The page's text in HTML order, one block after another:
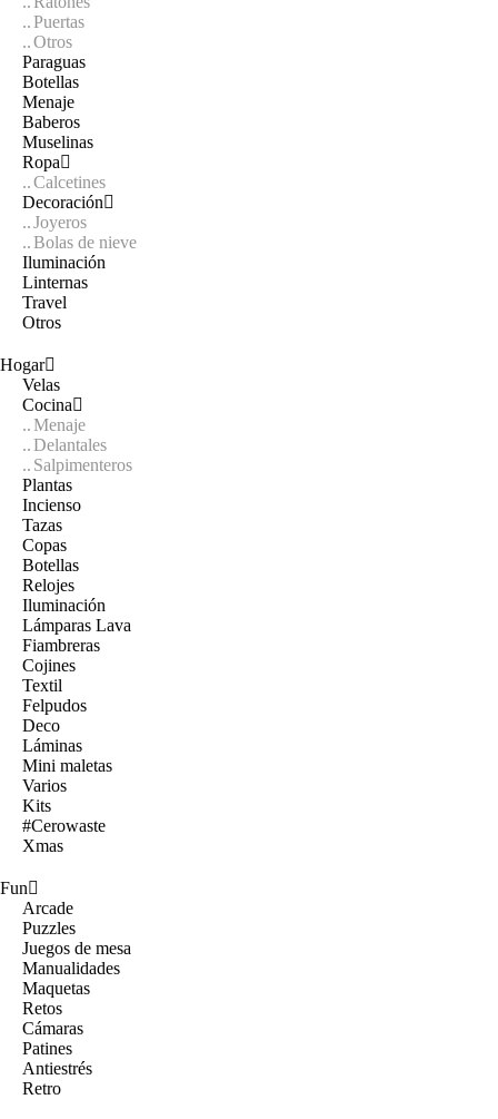
Puertas
Otros
Paraguas
Botellas
Menaje
Baberos
Muselinas
Ropa
Calcetines
Decoración
Joyeros
Bolas de nieve
Iluminación
Linternas
Travel
Otros
Hogar
Velas
Cocina
Menaje
Delantales
Salpimenteros
Plantas
Incienso
Tazas
Copas
Botellas
Relojes
Iluminación
Lámparas Lava
Fiambreras
Cojines
Textil
Felpudos
Deco
Láminas
Mini maletas
Varios
Kits
#Cerowaste
Xmas
Fun
Arcade
Puzzles
Juegos de mesa
Manualidades
Maquetas
Retos
Cámaras
Patines
Antiestrés
Retro